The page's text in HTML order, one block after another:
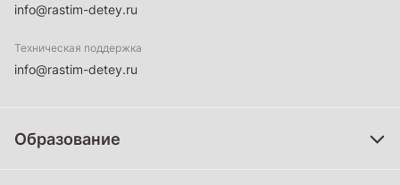
info@rastim-detey.ru
Техническая поддержка
info@rastim-detey.ru
Образование